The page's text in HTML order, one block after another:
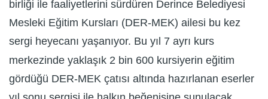
birliği ile faaliyetlerini sürdüren Derince Belediyesi
Mesleki Eğitim Kursları (DER-MEK) ailesi bu kez
sergi heyecanı yaşanıyor. Bu yıl 7 ayrı kurs
merkezinde yaklaşık 2 bin 600 kursiyerin eğitim
gördüğü DER-MEK çatısı altında hazırlanan eserler